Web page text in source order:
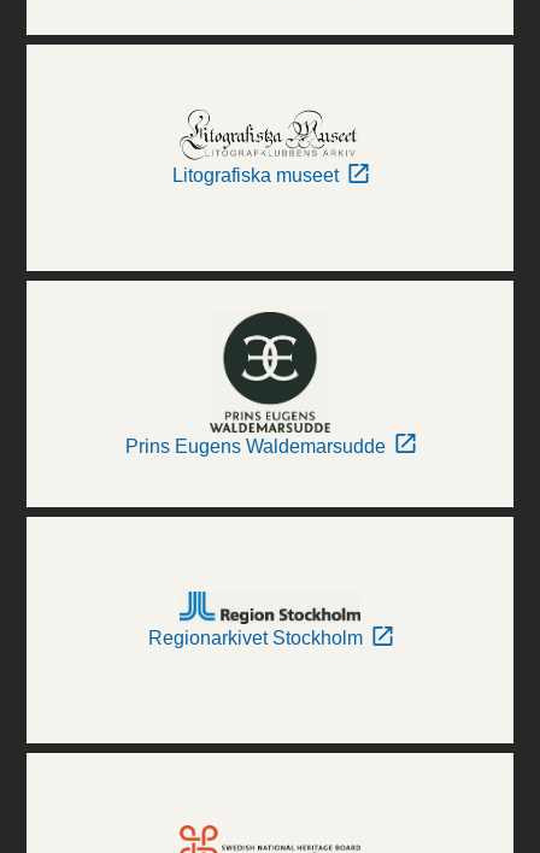
Litografiska museet
Prins Eugens Waldemarsudde
Regionarkivet Stockholm